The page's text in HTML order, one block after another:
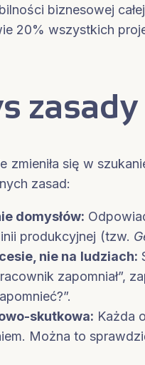
biznesowej
20% wszystkich
zasady
zmieniła się w
zasad:
domysłów:
produkcyjnej (tzw.
nie na ludziach:
zapomniał”,
skutkowa: Każda
Można to